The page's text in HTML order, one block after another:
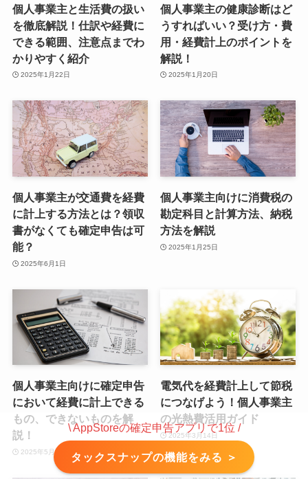
個人事業主と生活費の扱い
を徹底解説！仕訳や経費に
できる範囲、注意点までわ
かりやすく紹介
2025年1月22日
個人事業主の健康診断はど
うすればいい？受け方・費
用・経費計上のポイントを
解説！
2025年1月20日
個人事業主が交通費を経費
に計上する方法とは？領収
書がなくても確定申告は可
能？
2025年6月1日
個人事業主向けに消費税の
勘定科目と計算方法、納税
方法を解説
2025年1月25日
個人事業主向けに確定申告
において経費に計上できる
もの、できないものを解
説！
2025年5月15日
電気代を経費計上して節税
につなげよう！個人事業主
の光熱費活用ガイド
2025年3月14日
\ AppStoreの確定申告アプリで1位 /
タックスナップの機能をみる ＞